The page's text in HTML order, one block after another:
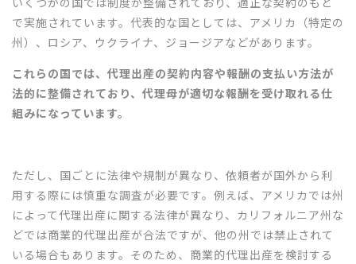
で実施されています。代表的な国としては、アメリカ（特定の
州）、ロシア、ウクライナ、ジョージアなどがあります。
これらの国では、代理出産の契約内容や報酬の支払い方法が
法的に整備されており、代理母が適切な報酬を受け取れる仕
組みになっています。
ただし、国ごとに法律や規制が異なり、依頼者が国外から利
用する際には慎重な調査が必要です。例えば、アメリカでは州
によって代理出産に関する法律が異なり、カリフォルニア州な
どでは商業的代理出産が合法ですが、他の州では禁止されて
いる場合もあります。そのため、商業的代理出産を検討する